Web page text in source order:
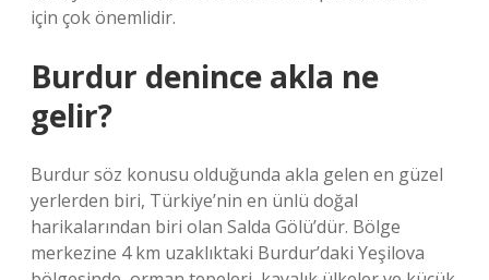
için çok önemlidir.
Burdur denince akla ne
gelir?
Burdur söz konusu olduğunda akla gelen en güzel
yerlerden biri, Türkiye’nin en ünlü doğal
harikalarından biri olan Salda Gölü’dür. Bölge
merkezine 4 km uzaklıktaki Burdur’daki Yeşilova